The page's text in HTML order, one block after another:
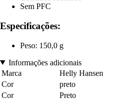
Sem PFC
Especificações:
Peso: 150,0 g
Informações adicionais
Marca
Helly Hansen
Cor
preto
Cor
Preto